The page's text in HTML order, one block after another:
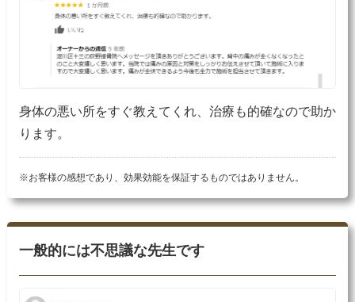
身体の悪い所をすぐ教えてくれ、治療も的確なので助か
ります。
※お客様の感想であり、効果効能を保証するものではありません。
一般的には不思議な先生です